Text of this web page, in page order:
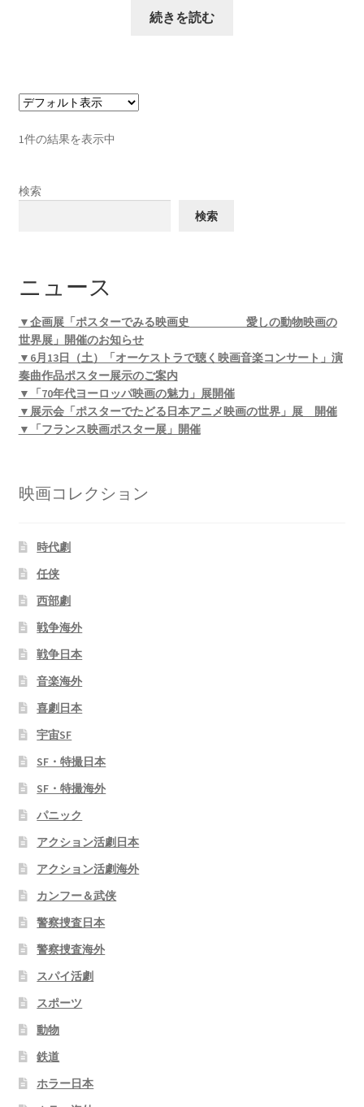
続きを読む
1件の結果を表示中
検索
検索
ニュース
▼企画展「ポスターでみる映画史 愛しの動物映画の
世界展」開催のお知らせ
▼6月13日（土）「オーケストラで聴く映画音楽コンサート」演
奏曲作品ポスター展示のご案内
▼「70年代ヨーロッパ映画の魅力」展開催
▼展示会「ポスターでたどる日本アニメ映画の世界」展 開催
▼「フランス映画ポスター展」開催
映画コレクション
時代劇
任侠
西部劇
戦争海外
戦争日本
音楽海外
喜劇日本
宇宙SF
SF・特撮日本
SF・特撮海外
パニック
アクション活劇日本
アクション活劇海外
カンフー＆武侠
警察捜査日本
警察捜査海外
スパイ活劇
スポーツ
動物
鉄道
ホラー日本